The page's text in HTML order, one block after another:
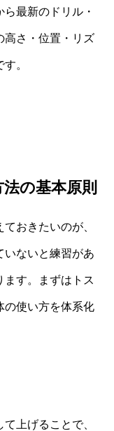
最新のドリル・
高さ・位置・リズ
。
の基本原則
おきたいのが、
いないと練習があ
ます。まずはトス
の使い方を体系化
上げることで、